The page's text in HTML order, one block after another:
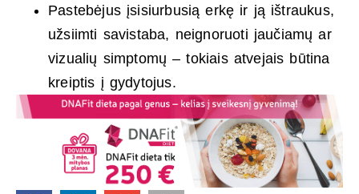
Pastebėjus įsisiurbusią erkę ir ją ištraukus,
užsiimti savistaba, neignoruoti jaučiamų ar
vizualių simptomų – tokiais atvejais būtina
kreiptis į gydytojus.